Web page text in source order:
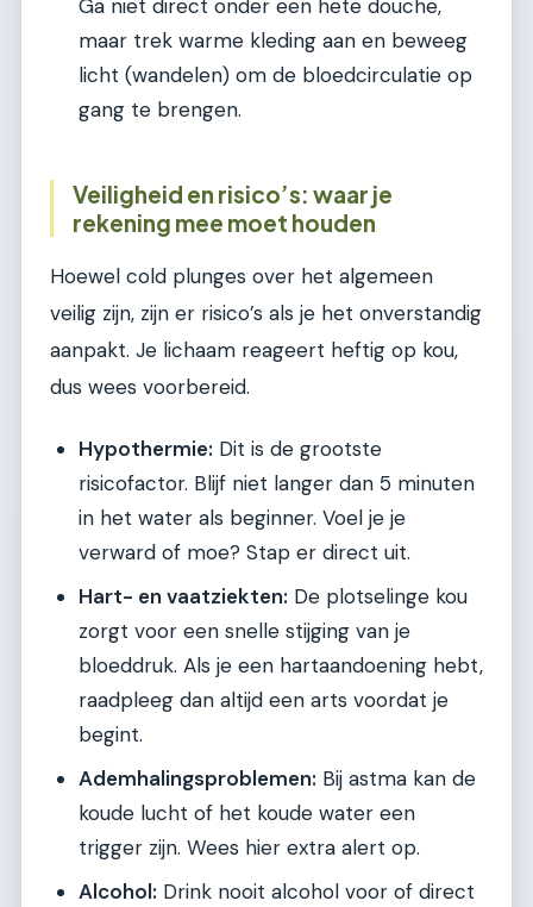
Ga niet direct onder een hete douche,
maar trek warme kleding aan en beweeg
licht (wandelen) om de bloedcirculatie op
gang te brengen.
Veiligheid en risico’s: waar je
rekening mee moet houden
Hoewel cold plunges over het algemeen
veilig zijn, zijn er risico’s als je het onverstandig
aanpakt. Je lichaam reageert heftig op kou,
dus wees voorbereid.
Hypothermie: Dit is de grootste
risicofactor. Blijf niet langer dan 5 minuten
in het water als beginner. Voel je je
verward of moe? Stap er direct uit.
Hart- en vaatziekten: De plotselinge kou
zorgt voor een snelle stijging van je
bloeddruk. Als je een hartaandoening hebt,
raadpleeg dan altijd een arts voordat je
begint.
Ademhalingsproblemen: Bij astma kan de
koude lucht of het koude water een
trigger zijn. Wees hier extra alert op.
Alcohol: Drink nooit alcohol voor of direct